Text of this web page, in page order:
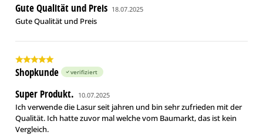
Gute Qualität und Preis 18.07.2025
Gute Qualität und Preis
Shopkunde verifiziert
Super Produkt. 10.07.2025
Ich verwende die Lasur seit jahren und bin sehr zufrieden mit der
Qualität. Ich hatte zuvor mal welche vom Baumarkt, das ist kein
Vergleich.